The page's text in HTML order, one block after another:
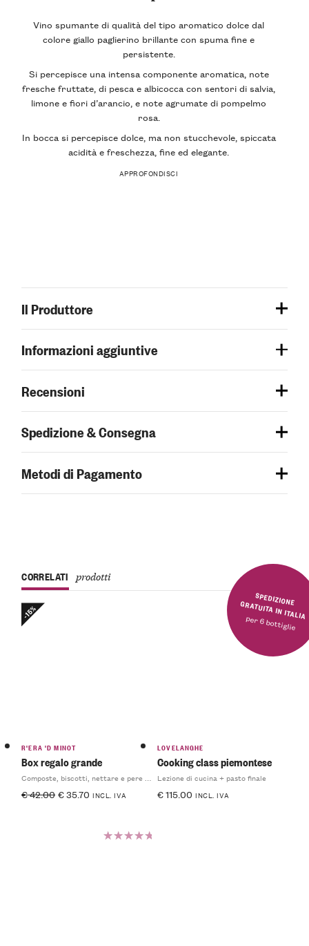
Vino spumante di qualità del tipo aromatico dolce dal
colore giallo paglierino brillante con spuma fine e
persistente.
Si percepisce una intensa componente aromatica, note
fresche fruttate, di pesca e albicocca con sentori di salvia,
limone e fiori d’arancio, e note agrumate di pompelmo
rosa.
In bocca si percepisce dolce, ma non stucchevole, spiccata
acidità e freschezza, fine ed elegante.
APPROFONDISCI
Il Produttore
Informazioni aggiuntive
Recensioni
Spedizione & Consegna
Metodi di Pagamento
SPEDIZIONE GRATUITA IN ITALIA
per 6 bottiglie
CORRELATI prodotti
-15%
R'ERA 'D MINOT
Box regalo grande
Composte, biscotti, nettare e pere sciroppate
€42.00 €35.70 INCL. IVA
LOVELANGHE
Cooking class piemontese
Lezione di cucina + pasto finale
Valutato
5.00
5
€115.00 INCL. IVA